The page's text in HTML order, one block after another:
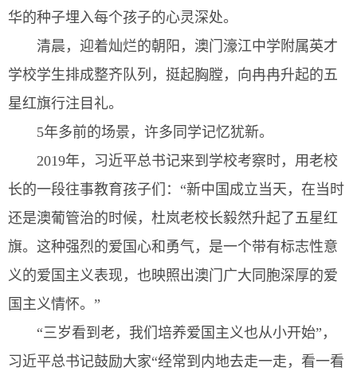
华的种子埋入每个孩子的心灵深处。
清晨，迎着灿烂的朝阳，澳门濠江中学附属英才
学校学生排成整齐队列，挺起胸膛，向冉冉升起的五
星红旗行注目礼。
5年多前的场景，许多同学记忆犹新。
2019年，习近平总书记来到学校考察时，用老校
长的一段往事教育孩子们：“新中国成立当天，在当时
还是澳葡管治的时候，杜岚老校长毅然升起了五星红
旗。这种强烈的爱国心和勇气，是一个带有标志性意
义的爱国主义表现，也映照出澳门广大同胞深厚的爱
国主义情怀。”
“三岁看到老，我们培养爱国主义也从小开始”，
习近平总书记鼓励大家“经常到内地去走一走，看一看